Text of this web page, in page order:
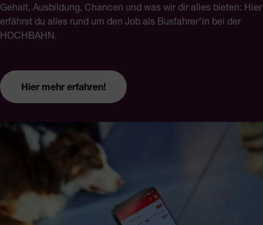
Gehalt, Ausbildung, Chancen und was wir dir alles bieten: Hier
erfährst du alles rund um den Job als Busfahrer*in bei der
HOCHBAHN.
Hier mehr erfahren!